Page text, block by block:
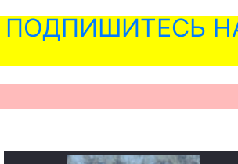
ПОДПИШИТЕСЬ